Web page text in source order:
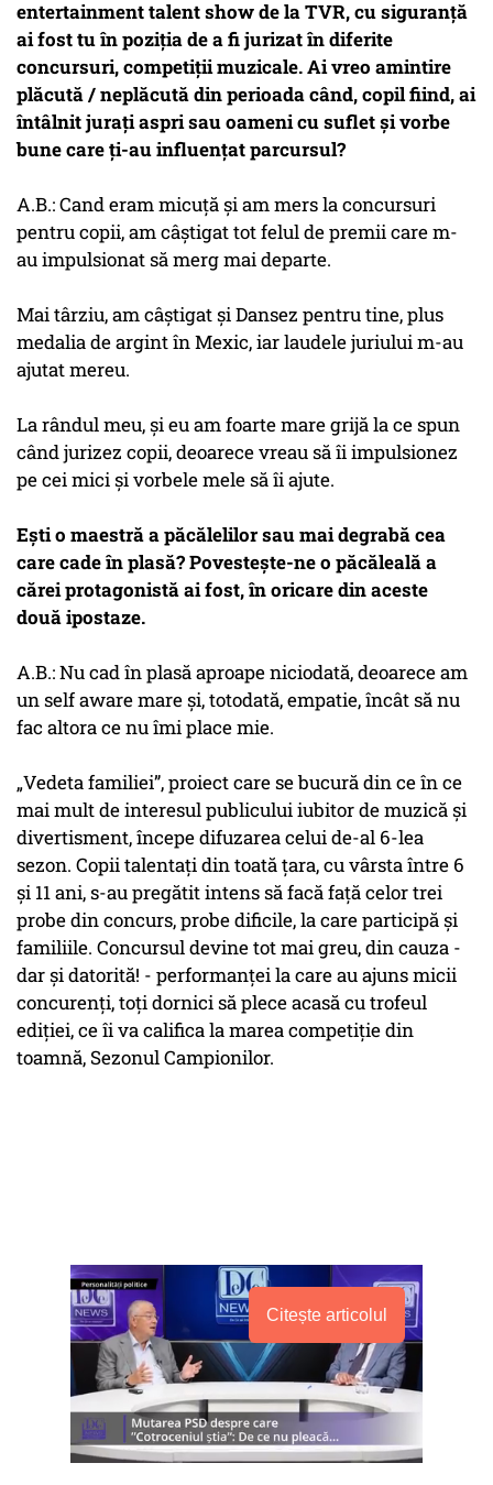
entertainment talent show de la TVR, cu siguranță
ai fost tu în poziția de a fi jurizat în diferite
concursuri, competiții muzicale. Ai vreo amintire
plăcută / neplăcută din perioada când, copil fiind, ai
întâlnit jurați aspri sau oameni cu suflet și vorbe
bune care ți-au influențat parcursul?
A.B.: Cand eram micuță și am mers la concursuri
pentru copii, am câștigat tot felul de premii care m-
au impulsionat să merg mai departe.
Mai târziu, am câștigat și Dansez pentru tine, plus
medalia de argint în Mexic, iar laudele juriului m-au
ajutat mereu.
La rândul meu, și eu am foarte mare grijă la ce spun
când jurizez copii, deoarece vreau să îi impulsionez
pe cei mici și vorbele mele să îi ajute.
Ești o maestră a păcălelilor sau mai degrabă cea
care cade în plasă? Povestește-ne o păcăleală a
cărei protagonistă ai fost, în oricare din aceste
două ipostaze.
A.B.: Nu cad în plasă aproape niciodată, deoarece am
un self aware mare și, totodată, empatie, încât să nu
fac altora ce nu îmi place mie.
„Vedeta familiei”, proiect care se bucură din ce în ce
mai mult de interesul publicului iubitor de muzică și
divertisment, începe difuzarea celui de-al 6-lea
sezon. Copii talentați din toată țara, cu vârsta între 6
și 11 ani, s-au pregătit intens să facă față celor trei
probe din concurs, probe dificile, la care participă și
familiile. Concursul devine tot mai greu, din cauza -
dar și datorită! - performanței la care au ajuns micii
concurenți, toți dornici să plece acasă cu trofeul
ediției, ce îi va califica la marea competiție din
toamnă, Sezonul Campionilor.
Citește articolul